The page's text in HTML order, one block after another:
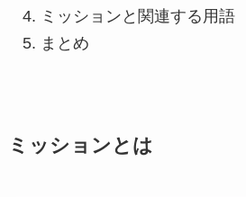
ミッションと関連する用語
まとめ
ミッションとは